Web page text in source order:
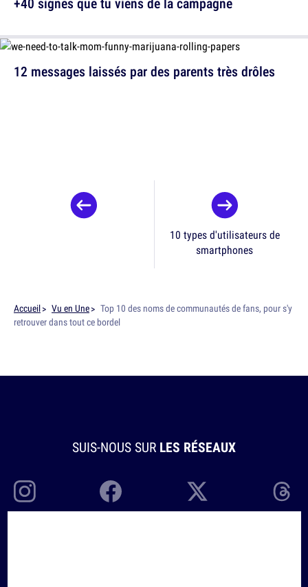
12 messages laissés par des parents très drôles
10 types d'utilisateurs de
smartphones
Accueil Vu en Une
Top 10 des noms de communautés de fans, pour s'y
retrouver dans tout ce bordel
SUIS-NOUS SUR LES RÉSEAUX